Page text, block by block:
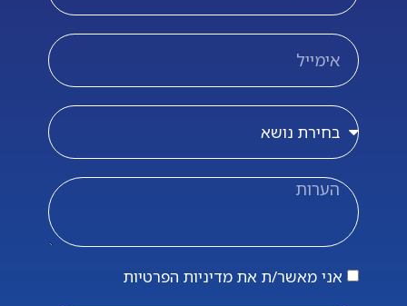
אני מאשר/ת את מדיניות הפרטיות